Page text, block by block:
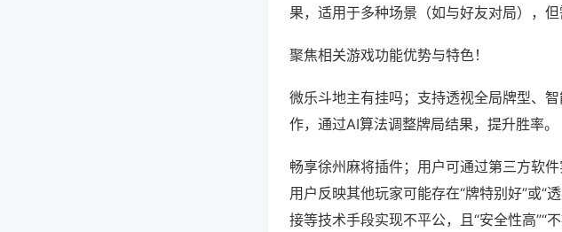
果，适用于多种场景（如与好友对局），
聚焦相关游戏功能优势与特色！
微乐斗地主有挂吗；支持透视全局牌型、
作，通过AI算法调整牌局结果，提升胜率。
畅享徐州麻将插件；用户可通过第三方软
用户反映其他玩家可能存在“牌特别好”或“
接等技术手段实现不平公，且“安全性高”“不